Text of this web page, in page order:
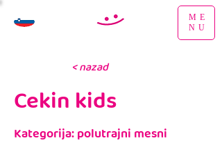
ME
NU
< nazad
Cekin kids
Kategorija: polutrajni mesni